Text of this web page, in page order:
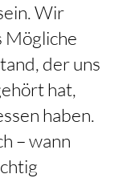
Wir
Mögliche
der uns
hat,
haben.
– wann